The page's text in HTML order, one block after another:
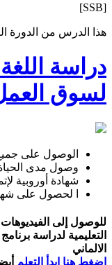
[SSB]
هذا الدرس من الدورة
دراسة اللغة
لسوق
الوصول على
وصول مدى
شهادة أوروبية
ا لحصول على
للوصول إلى
التعليمية لدراسة
الالماني
اضغط هنا ابدأ التعلم